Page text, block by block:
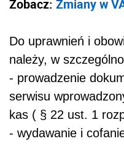
Zobacz: Zmiany w
Do uprawnień i
należy, w
- prowadzenie
serwisu
kas ( § 22 ust. 1
- wydawanie i